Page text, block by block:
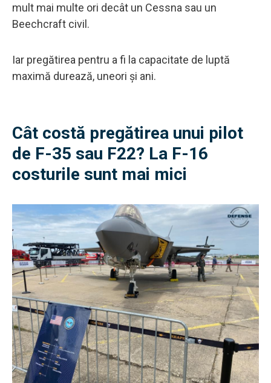
mult mai multe ori decât un Cessna sau un
Beechcraft civil.
Iar pregătirea pentru a fi la capacitate de luptă
maximă durează, uneori și ani.
Cât costă pregătirea unui pilot
de F-35 sau F22? La F-16
costurile sunt mai mici